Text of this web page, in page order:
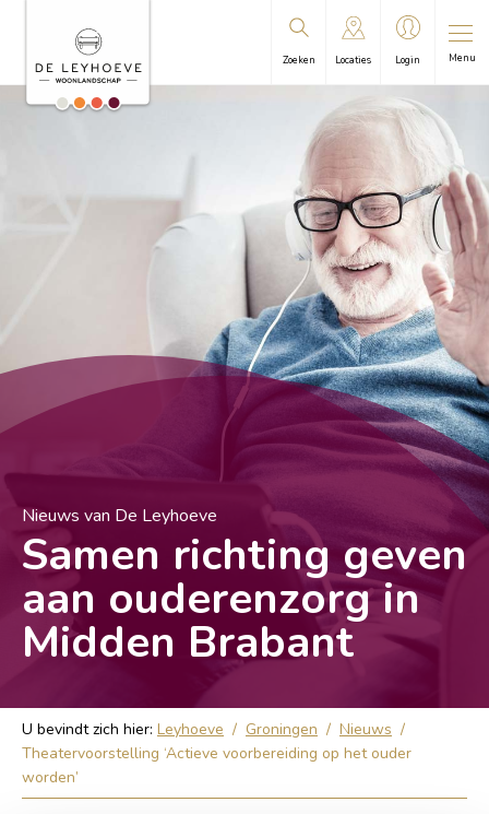
Zoeken Locaties Login Menu
Nieuws van De Leyhoeve
Samen richting geven
aan ouderenzorg in
Midden Brabant
U bevindt zich hier: Leyhoeve / Groningen / Nieuws /
Theatervoorstelling ‘Actieve voorbereiding op het ouder
worden’